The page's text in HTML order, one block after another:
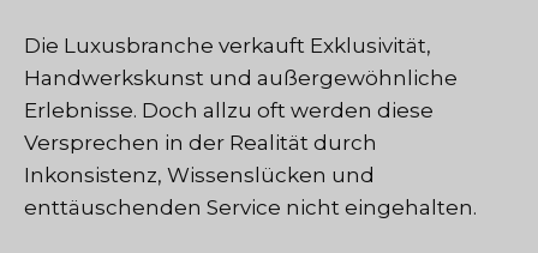
Die Luxusbranche verkauft Exklusivität,
Handwerkskunst und außergewöhnliche
Erlebnisse. Doch allzu oft werden diese
Versprechen in der Realität durch
Inkonsistenz, Wissenslücken und
enttäuschenden Service nicht eingehalten.